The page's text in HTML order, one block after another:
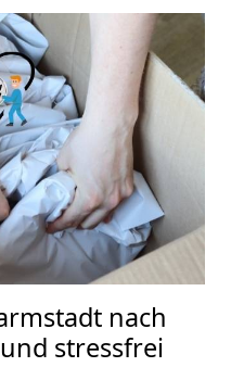
nach
stressfrei